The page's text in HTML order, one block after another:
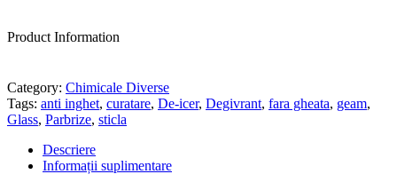
Product Information
Category: Chimicale Diverse
Tags: anti inghet, curatare, De-icer, Degivrant, fara gheata, geam,
Glass, Parbrize, sticla
Descriere
Informații suplimentare